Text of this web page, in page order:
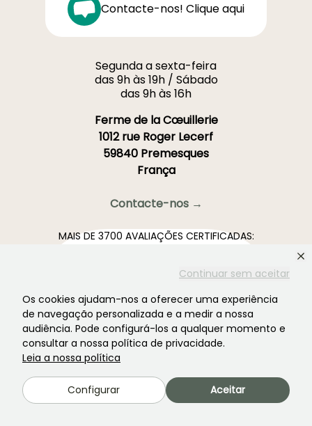
Continuar sem aceitar
Os cookies ajudam-nos a oferecer uma experiência
de navegação personalizada e a medir a nossa
audiência. Pode configurá-los a qualquer momento e
consultar a nossa política de privacidade.
Leia a nossa política
Configurar Aceitar
Contacte-nos! Clique aqui
Segunda a sexta-feira
das 9h às 19h / Sábado
das 9h às 16h
Ferme de la Cœuillerie
1012 rue Roger Lecerf
59840 Premesques
França
Contacte-nos →
MAIS DE 3700 AVALIAÇÕES CERTIFICADAS:
4,4/5
Todas as avaliações →
A newsletter preferida dos jardins. →